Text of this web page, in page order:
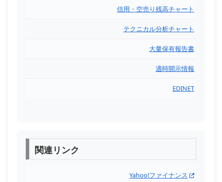
信用・空売り残高チャート
テクニカル分析チャート
大量保有報告書
適時開示情報
EDINET
関連リンク
Yahoo!ファイナンス